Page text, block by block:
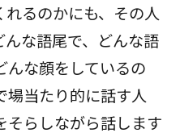
るのかにも、その人
な語尾で、どんな語
んな顔をしているの
場当たり的に話す人
そらしながら話します